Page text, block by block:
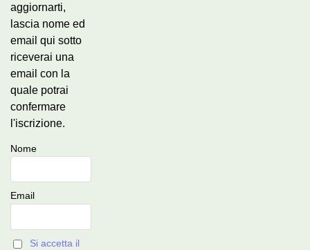
aggiornarti,
lascia nome ed
email qui sotto
riceverai una
email con la
quale potrai
confermare
l'iscrizione.
Nome
Email
Si accetta il